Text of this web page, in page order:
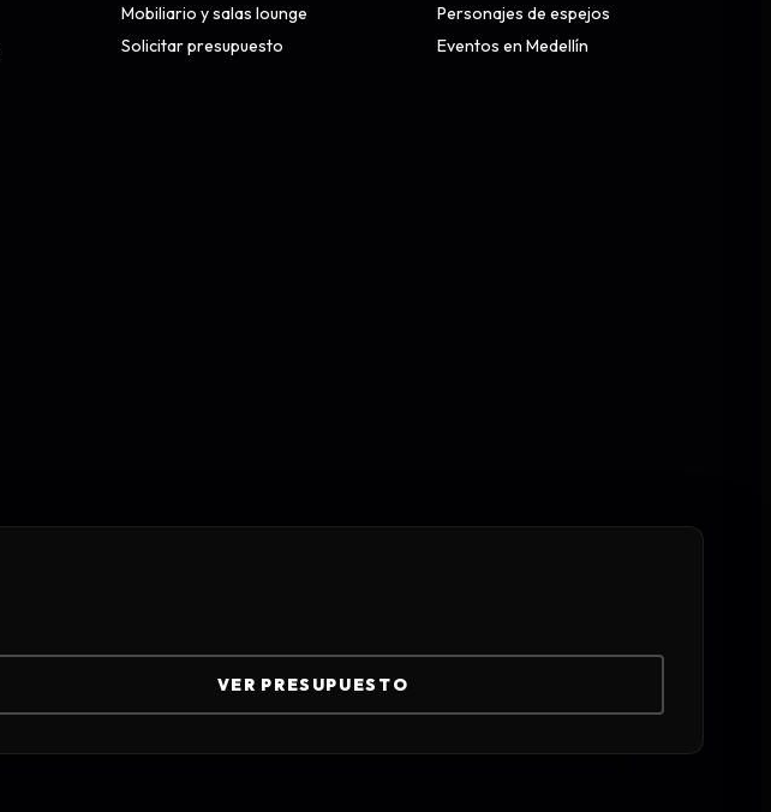
Mobiliario y salas lounge
Solicitar presupuesto
Personajes de espejos
Eventos en Medellín
VER PRESUPUESTO